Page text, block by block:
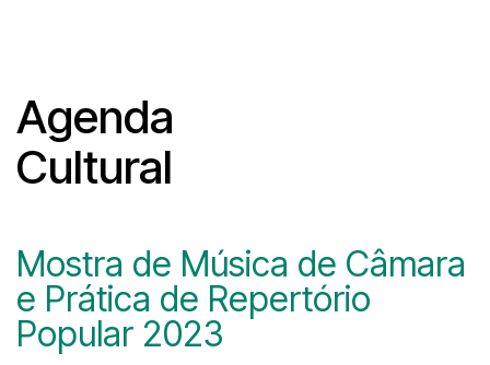
Agenda
Cultural
Mostra de Música de Câmara
e Prática de Repertório
Popular 2023